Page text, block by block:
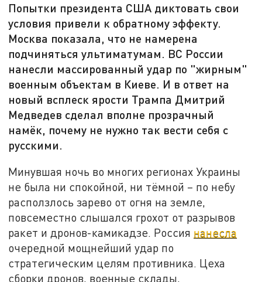
Попытки президента США диктовать свои
условия привели к обратному эффекту.
Москва показала, что не намерена
подчиняться ультиматумам. ВС России
нанесли массированный удар по "жирным"
военным объектам в Киеве. И в ответ на
новый всплеск ярости Трампа Дмитрий
Медведев сделал вполне прозрачный
намёк, почему не нужно так вести себя с
русскими.
Минувшая ночь во многих регионах Украины
не была ни спокойной, ни тёмной – по небу
расползлось зарево от огня на земле,
повсеместно слышался грохот от разрывов
ракет и дронов-камикадзе. Россия нанесла
очередной мощнейший удар по
стратегическим целям противника. Цеха
сборки дронов, военные склады,